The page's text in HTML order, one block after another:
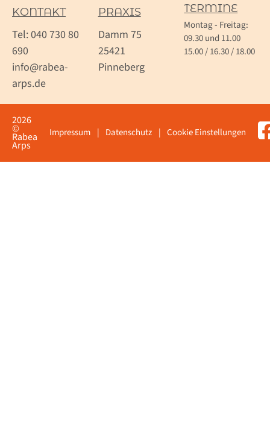
KONTAKT
Tel: 040 730 80
690
info@rabea-
arps.de
PRAXIS
Damm 75
25421
Pinneberg
TERMINE
Montag - Freitag:
09.30 und 11.00
15.00 / 16.30 / 18.00
2026
©
Rabea
Arps
Impressum Datenschutz Cookie Einstellungen